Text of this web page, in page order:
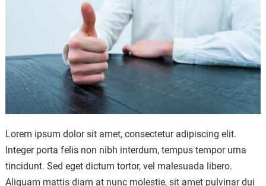
Lorem ipsum dolor sit amet, consectetur adipiscing elit.
Integer porta felis non nibh interdum, tempus tempor urna
tincidunt. Sed eget dictum tortor, vel malesuada libero.
Aliquam mattis diam at nunc molestie, sit amet pulvinar dui